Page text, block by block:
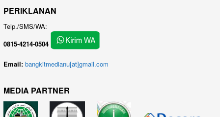
PERIKLANAN
Telp./SMS/WA:
0815-4214-0504
Email: bangkitmedianu[at]gmail.com
MEDIA PARTNER